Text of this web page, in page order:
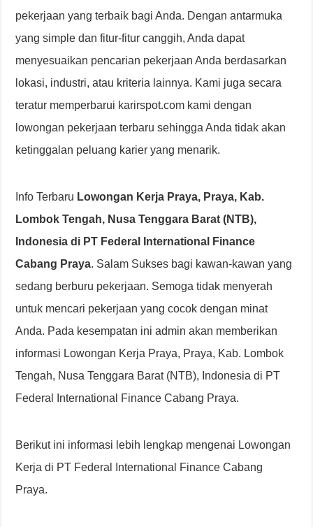
pekerjaan yang terbaik bagi Anda. Dengan antarmuka
yang simple dan fitur-fitur canggih, Anda dapat
menyesuaikan pencarian pekerjaan Anda berdasarkan
lokasi, industri, atau kriteria lainnya. Kami juga secara
teratur memperbarui karirspot.com kami dengan
lowongan pekerjaan terbaru sehingga Anda tidak akan
ketinggalan peluang karier yang menarik.
Info Terbaru Lowongan Kerja Praya, Praya, Kab.
Lombok Tengah, Nusa Tenggara Barat (NTB),
Indonesia di PT Federal International Finance
Cabang Praya. Salam Sukses bagi kawan-kawan yang
sedang berburu pekerjaan. Semoga tidak menyerah
untuk mencari pekerjaan yang cocok dengan minat
Anda. Pada kesempatan ini admin akan memberikan
informasi Lowongan Kerja Praya, Praya, Kab. Lombok
Tengah, Nusa Tenggara Barat (NTB), Indonesia di PT
Federal International Finance Cabang Praya.
Berikut ini informasi lebih lengkap mengenai Lowongan
Kerja di PT Federal International Finance Cabang
Praya.